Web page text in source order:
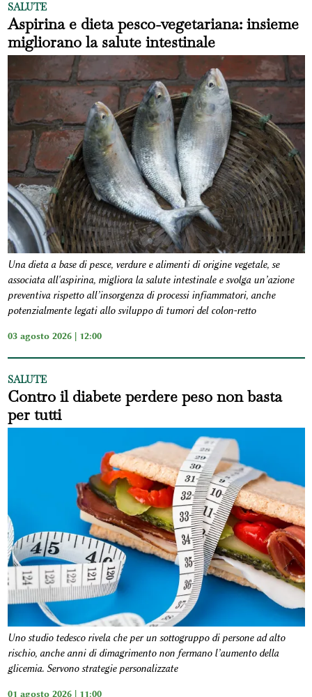
SALUTE
Aspirina e dieta pesco-vegetariana: insieme
migliorano la salute intestinale
Una dieta a base di pesce, verdure e alimenti di origine vegetale, se
associata all'aspirina, migliora la salute intestinale e svolga un’azione
preventiva rispetto all’insorgenza di processi infiammatori, anche
potenzialmente legati allo sviluppo di tumori del colon-retto
03 agosto 2026 | 12:00
SALUTE
Contro il diabete perdere peso non basta
per tutti
Uno studio tedesco rivela che per un sottogruppo di persone ad alto
rischio, anche anni di dimagrimento non fermano l’aumento della
glicemia. Servono strategie personalizzate
01 agosto 2026 | 11:00